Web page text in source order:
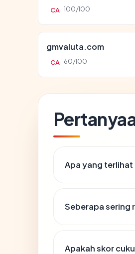
CA 100/100
gmvaluta.com
CA 60/100
Apa yang
Seberapa sering
Apakah skor